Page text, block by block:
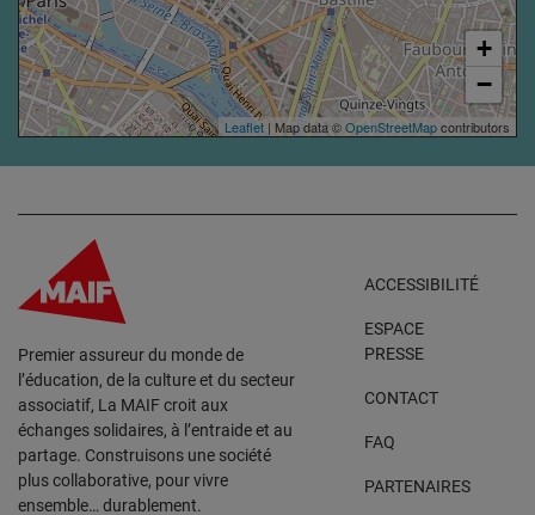
+
−
Leaflet | Map data ©OpenStreetMapcontributors
Premier assureur du monde de
l’éducation, de la culture et du secteur
associatif, La MAIF croit aux
échanges solidaires, à l’entraide et au
partage. Construisons une société
plus collaborative, pour vivre
ensemble… durablement.
ACCESSIBILITÉ
ESPACE
PRESSE
CONTACT
FAQ
PARTENAIRES